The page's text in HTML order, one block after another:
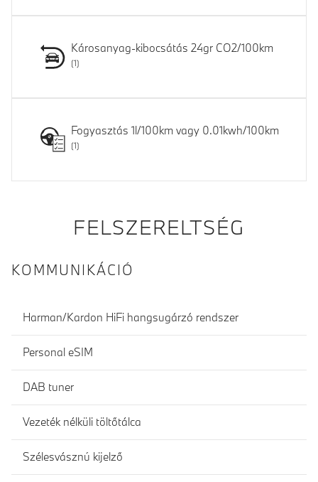
Károsanyag-kibocsátás 24gr CO2/100km
Fogyasztás 1l/100km vagy 0.01kwh/100km
FELSZERELTSÉG
KOMMUNIKÁCIÓ
Harman/Kardon HiFi hangsugárzó rendszer
Personal eSIM
DAB tuner
Vezeték nélküli töltőtálca
Szélesvásznú kijelző